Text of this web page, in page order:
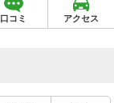
口コミ アクセス